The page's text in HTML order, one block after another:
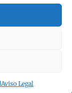
Aviso Legal